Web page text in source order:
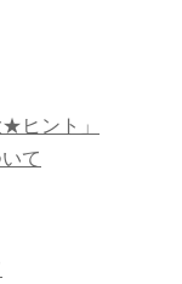
ヒント」
て